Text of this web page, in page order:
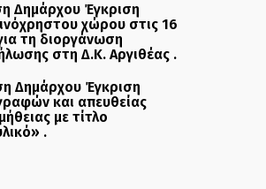
Δημάρχου Έγκριση
χώρου στις 16
τη διοργάνωση
στη Δ.Κ. Αργιθέας .
Δημάρχου Έγκριση
και απευθείας
με τίτλο
.